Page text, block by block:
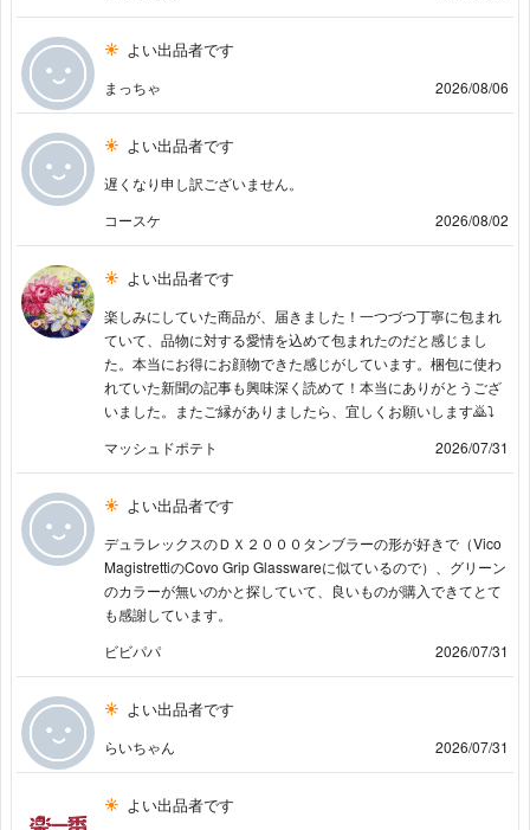
よい出品者です
まっちゃ 2026/08/06
よい出品者です
遅くなり申し訳ございません。
コースケ
2026/08/02
よい出品者です
楽しみにしていた商品が、届きました！一つづつ丁寧に包まれ
ていて、品物に対する愛情を込めて包まれたのだと感じまし
た。本当にお得にお顔物できた感じがしています。梱包に使わ
れていた新聞の記事も興味深く読めて！本当にありがとうござ
いました。またご縁がありましたら、宜しくお願いします🙇⤵️
マッシュドポテト
2026/07/31
よい出品者です
デュラレックスのＤＸ２０００タンブラーの形が好きで（Vico
MagistrettiのCovo Grip Glasswareに似ているので）、グリーン
のカラーが無いのかと探していて、良いものが購入できてとて
も感謝しています。
ビビパパ
2026/07/31
よい出品者です
らいちゃん 2026/07/31
よい出品者です